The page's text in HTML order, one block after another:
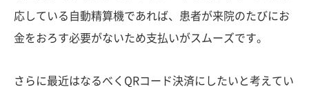
応している自動精算機であれば、患者が来院のたびにお
金をおろす必要がないため支払いがスムーズです。
さらに最近はなるべくQRコード決済にしたいと考えてい